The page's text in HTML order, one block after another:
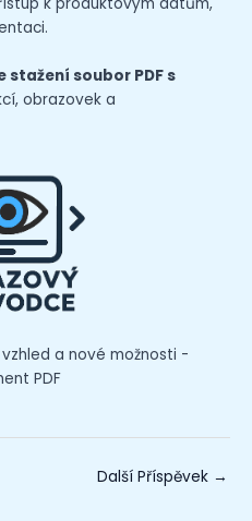
k produktovým datům,
stažení soubor PDF s
obrazovek a
a nové možnosti -
PDF
Další Příspěvek →